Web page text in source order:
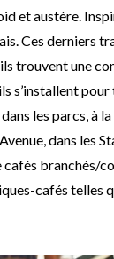
et austère.
Ces derniers
trouvent une
s’installent
les parcs, à
dans les
cafés branchés/
cafés telles